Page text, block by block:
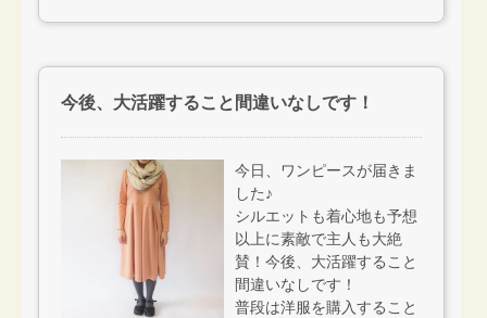
今後、大活躍すること間違いなしです！
今日、ワンピースが届きま
した♪
シルエットも着心地も予想
以上に素敵で主人も大絶
賛！今後、大活躍すること
間違いなしです！
普段は洋服を購入すること